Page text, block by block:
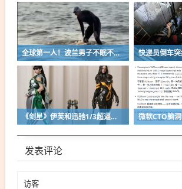
全球第一人！波兰男子不眠不休游泳56小时横渡波罗的海
《剑星》伊芙和迅驰1/3超逼真手办最终图 万元售价顷刻售罄！
发表评论